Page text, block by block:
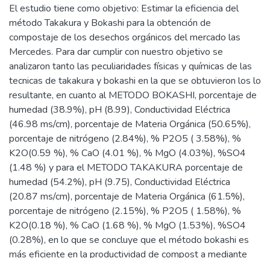
El estudio tiene como objetivo: Estimar la eficiencia del
método Takakura y Bokashi para la obtención de
compostaje de los desechos orgánicos del mercado las
Mercedes. Para dar cumplir con nuestro objetivo se
analizaron tanto las peculiaridades físicas y químicas de las
tecnicas de takakura y bokashi en la que se obtuvieron los lo
resultante, en cuanto al METODO BOKASHI, porcentaje de
humedad (38.9%), pH (8.99), Conductividad Eléctrica
(46.98 ms/cm), porcentaje de Materia Orgánica (50.65%),
porcentaje de nitrógeno (2.84%), % P2O5 ( 3.58%), %
K2O(0.59 %), % CaO (4.01 %), % MgO (4.03%), %SO4
(1.48 %) y para el METODO TAKAKURA porcentaje de
humedad (54.2%), pH (9.75), Conductividad Eléctrica
(20.87 ms/cm), porcentaje de Materia Orgánica (61.5%),
porcentaje de nitrógeno (2.15%), % P2O5 ( 1.58%), %
K2O(0.18 %), % CaO (1.68 %), % MgO (1.53%), %SO4
(0.28%), en lo que se concluye que el método bokashi es
más eficiente en la productividad de compost a mediante